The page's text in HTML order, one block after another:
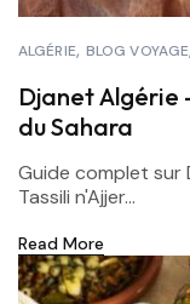
ALGÉRIE BLOG VOYAGE
Djanet Algérie
du Sahara
Guide complet sur
Tassili n'Ajjer...
Read More